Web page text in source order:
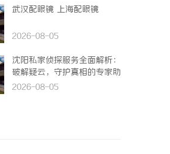
武汉配眼镜 上海配眼镜
2026-08-05
沈阳私家侦探服务全面解析：
破解疑云，守护真相的专家助
力
2026-08-05